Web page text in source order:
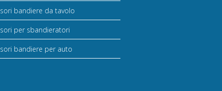
bandiere da tavolo
per sbandieratori
bandiere per auto